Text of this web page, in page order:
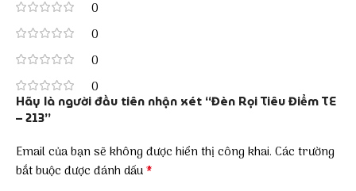
0
0
0
0
Hãy là người đầu tiên nhận xét “Đèn Rọi Tiêu Điểm TE
– 213”
Email của bạn sẽ không được hiển thị công khai. Các trường
bắt buộc được đánh dấu*